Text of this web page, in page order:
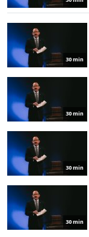
30 min
30 min
30 min
30 min